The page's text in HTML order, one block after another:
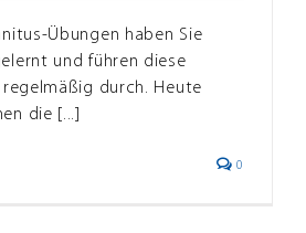
Übungen haben Sie
und führen diese
durch. Heute
die [...]
0